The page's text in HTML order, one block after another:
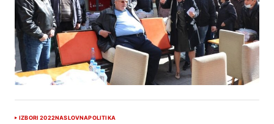
IZBORI 2022NASLOVNAPOLITIKA